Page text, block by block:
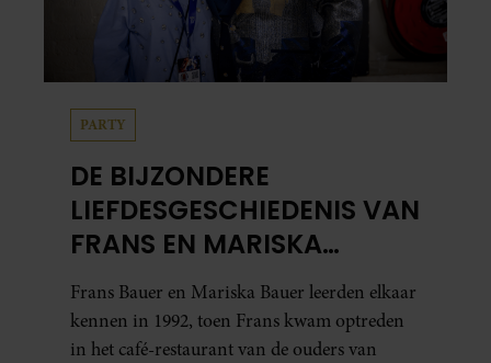
PARTY
DE BIJZONDERE
LIEFDESGESCHIEDENIS VAN
FRANS EN MARISKA
BAUER: OOK IN BED
ELKAARS EERSTE
Frans Bauer en Mariska Bauer leerden elkaar
kennen in 1992, toen Frans kwam optreden
in het café-restaurant van de ouders van